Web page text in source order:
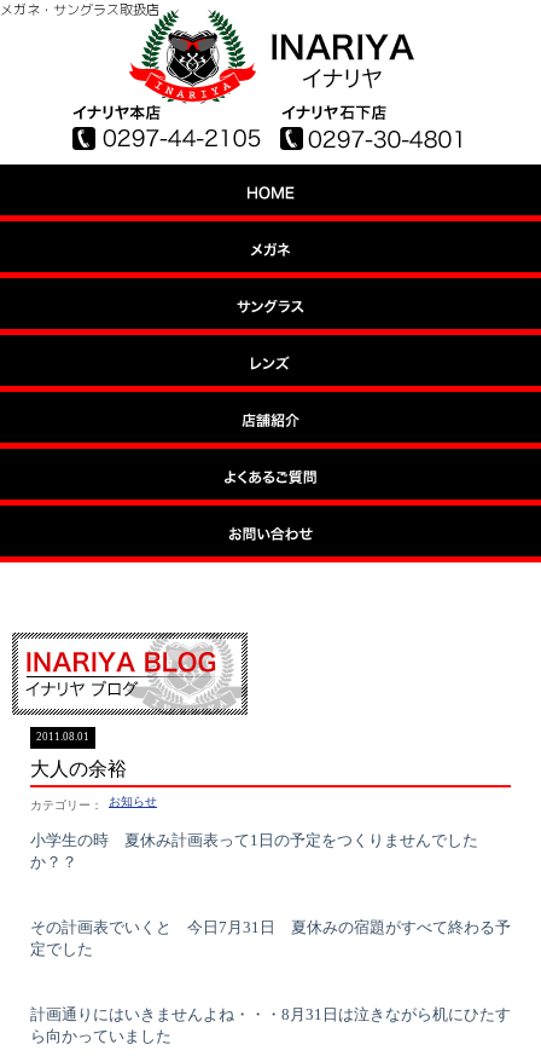
メガネ・サングラス取扱店
大人の余裕
2011.08.01
お知らせ
小学生の時 夏休み計画表って1日の予定をつくりませんでした
か？？
その計画表でいくと 今日7月31日 夏休みの宿題がすべて終わる予
定でした
計画通りにはいきませんよね・・・8月31日は泣きながら机にひたす
ら向かっていました